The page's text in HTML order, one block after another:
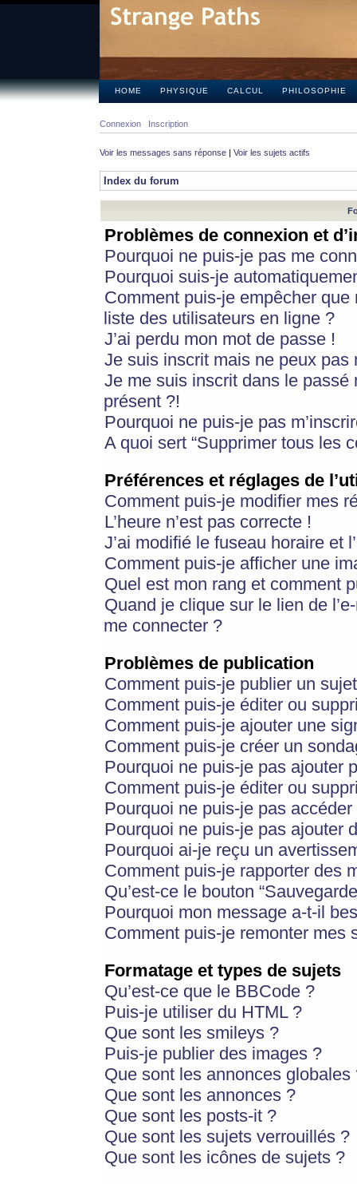
HOME PHYSIQUE CALCUL PHILOSOPHIE
Connexion Inscription
Voir les messages sans réponse | Voir les sujets actifs
Index du forum
Problèmes de connexion et
Pourquoi ne puis-je pas me
Pourquoi suis-je
Comment puis-je empêcher
liste des utilisateurs en ligne ?
J’ai perdu mon mot de passe !
Je suis inscrit mais ne peux pas
Je me suis inscrit dans le
présent ?!
Pourquoi ne puis-je pas
A quoi sert “Supprimer tous les
Préférences et réglages de
Comment puis-je modifier mes
L’heure n’est pas correcte !
J’ai modifié le fuseau horaire et
Comment puis-je afficher une
Quel est mon rang et comment
Quand je clique sur le lien de
me connecter ?
Problèmes de publication
Comment puis-je publier un
Comment puis-je éditer ou
Comment puis-je ajouter une
Comment puis-je créer un
Pourquoi ne puis-je pas ajouter
Comment puis-je éditer ou
Pourquoi ne puis-je pas
Pourquoi ne puis-je pas ajouter
Pourquoi ai-je reçu un
Comment puis-je rapporter des
Qu’est-ce le bouton
Pourquoi mon message a-t-il
Comment puis-je remonter mes
Formatage et types de sujets
Qu’est-ce que le BBCode ?
Puis-je utiliser du HTML ?
Que sont les smileys ?
Puis-je publier des images ?
Que sont les annonces globales
Que sont les annonces ?
Que sont les posts-it ?
Que sont les sujets verrouillés ?
Que sont les icônes de sujets ?